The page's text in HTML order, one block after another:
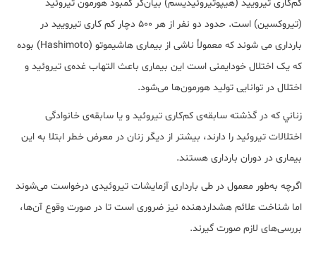
کم‌کاری تیرویید (هیپوتیروئیدیسم) بیان‌گر کمبود هورمون تیروئید
(تیروکسین) است. حدود دو نفر از هر 500 دچار کم کاری تیرویید در
بارداری می شوند که معمولأ ناشی از بیماری هاشیموتو (Hashimoto) بوده
که یک اختلال خودایمنی است این بیماری باعث التهاب غده‌ی تیروئید و
اختلال در توانایی تولید هورمون‌ها می‌شود.
زناني که در گذشته سابقه‌ی کم‌کاری تیروئید و یا سابقه‌ی خانوادگی
اختلالات تیروئید را دارند، بیشتر از دیگر زنان در معرض خطر ابتلا به این
بیماری در دوران بارداری هستند.
اگرچه به‌طور معمول در طی بارداری آزمایشات تیروئیدی درخواست می‌شوند
اما شناخت علائم هشداردهنده نیز ضروری است تا در صورت وقوع آن‌ها،
بررسی‌های لازم صورت گیرند.